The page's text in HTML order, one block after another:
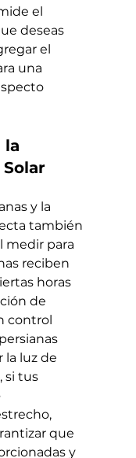
el
deseas
el
una
la
y la
también
medir para
reciben
horas
de
control
la luz de
si tus
que
y